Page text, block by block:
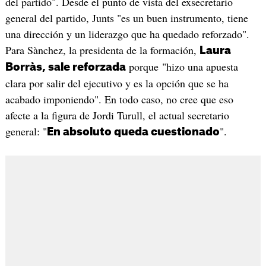
general del partido, Junts "es un buen instrumento, tiene
una dirección y un liderazgo que ha quedado reforzado".
Para Sànchez, la presidenta de la formación,
Laura
Borràs, sale reforzadaporque "hizo una apuesta
clara por salir del ejecutivo y es la opción que se ha
acabado imponiendo". En todo caso, no cree que eso
afecte a la figura de Jordi Turull, el actual secretario
general: " En absoluto queda cuestionado".